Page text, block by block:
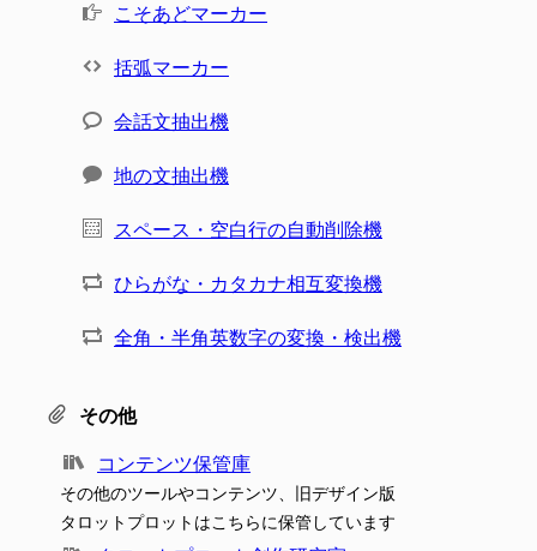
こそあどマーカー
括弧マーカー
会話文抽出機
地の文抽出機
スペース・空白行の自動削除機
ひらがな・カタカナ相互変換機
全角・半角英数字の変換・検出機
その他
コンテンツ保管庫
その他のツールやコンテンツ、旧デザイン版
タロットプロットはこちらに保管しています